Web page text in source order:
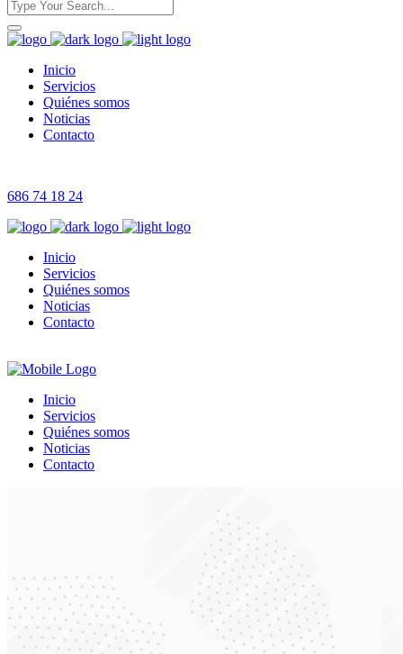
Inicio
Servicios
Quiénes somos
Noticias
Contacto
686 74 18 24
Inicio
Servicios
Quiénes somos
Noticias
Contacto
Inicio
Servicios
Quiénes somos
Noticias
Contacto